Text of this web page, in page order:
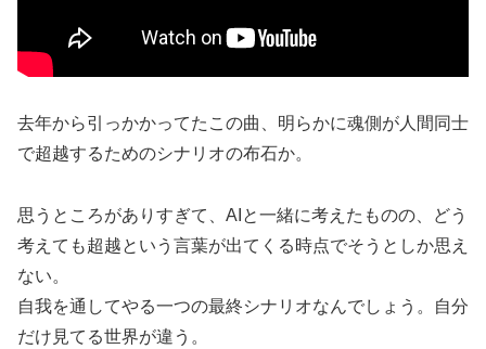
去年から引っかかってたこの曲、明らかに魂側が人間同士
で超越するためのシナリオの布石か。
思うところがありすぎて、AIと一緒に考えたものの、どう
考えても超越という言葉が出てくる時点でそうとしか思え
ない。
自我を通してやる一つの最終シナリオなんでしょう。自分
だけ見てる世界が違う。